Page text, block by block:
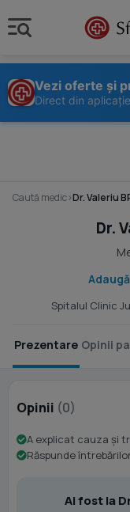
Vezi oferte și
Direct din aplicație
Caută medic›Dr. Valeriu
Dr.
Spitalul Clinic
Prezentare Opinii
Opinii (0)
A explicat cauza și
Răspunde
Ai fost la